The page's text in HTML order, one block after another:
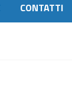
CONTATTI